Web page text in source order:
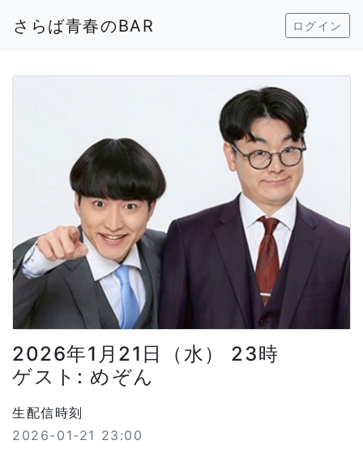
さらば青春のBAR ログイン
2026年1月21日（水） 23時
ゲスト: めぞん
生配信時刻
2026-01-21 23:00